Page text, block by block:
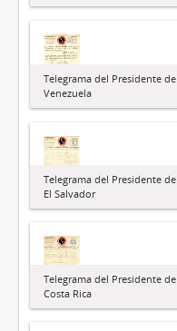
Telegrama del Presidente de
Venezuela
Telegrama del Presidente de
El Salvador
Telegrama del Presidente de
Costa Rica